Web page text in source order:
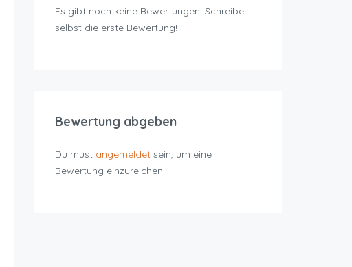
Es gibt noch keine Bewertungen. Schreibe
selbst die erste Bewertung!
Bewertung abgeben
Du must angemeldet sein, um eine
Bewertung einzureichen.